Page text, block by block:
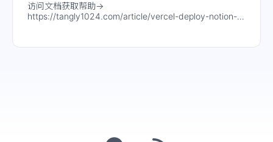
访问文档获取帮助→
https://tangly1024.com/article/vercel-deploy-notion-